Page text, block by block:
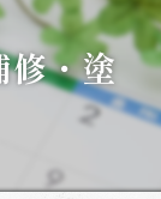
修・塗